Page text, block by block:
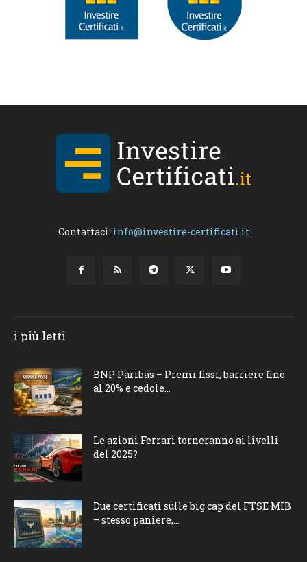
Contattaci: info@investire-certificati.it
i più letti
BNP Paribas – Premi fissi, barriere fino
al 20% e cedole...
Le azioni Ferrari torneranno ai livelli
del 2025?
Due certificati sulle big cap del FTSE MIB
– stesso paniere,...